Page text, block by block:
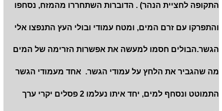
התקופה לחציית הנהר) . הדוברות השתחררו מהמזח, נסחפו
והתפרקו עם זרם המים, ומטח עמודי ובולי העץ התנפצו אלי
הגשר.הבולים חסמו למעשה את אפשרות הזרימה של המים
מה שהגביר את הלחץ על עמודי הגשר. אחד מעמודי הגשר
התמוטט ונסחף למים, יחד איתו נעלמו 2 פסלים יקרי ערך